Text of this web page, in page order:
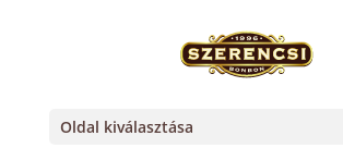
Oldal kiválasztása